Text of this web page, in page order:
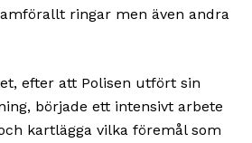
ringar men även andra
efter att Polisen utfört sin
började ett intensivt arbete
kartlägga vilka föremål som